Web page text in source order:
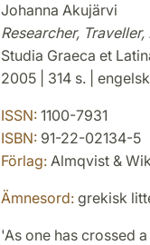
Johanna Akujärvi
Researcher,
Studia Graeca et
2005 | 314 s. |
ISSN:1100-7931
ISBN:91-22-02134-5
Förlag:Almqvist &
Ämnesord:grekisk
'As one has crossed